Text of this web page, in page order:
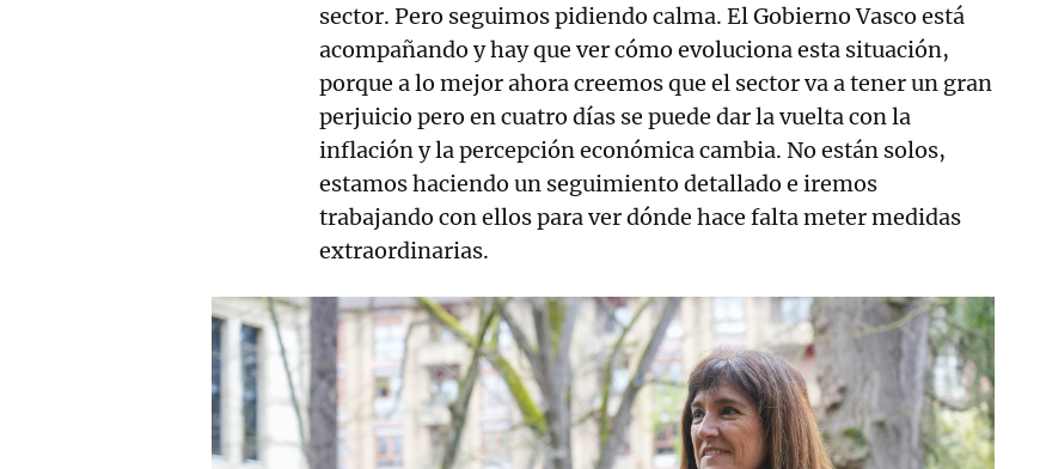
sector. Pero seguimos pidiendo calma. El Gobierno Vasco está
acompañando y hay que ver cómo evoluciona esta situación,
porque a lo mejor ahora creemos que el sector va a tener un gran
perjuicio pero en cuatro días se puede dar la vuelta con la
inflación y la percepción económica cambia. No están solos,
estamos haciendo un seguimiento detallado e iremos
trabajando con ellos para ver dónde hace falta meter medidas
extraordinarias.